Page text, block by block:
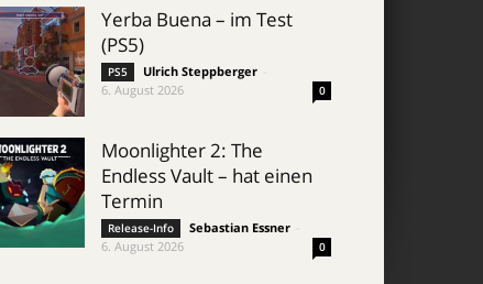
Yerba Buena – im Test
(PS5)
PS5 Ulrich Steppberger
6. August 2026
0
Moonlighter 2: The
Endless Vault – hat einen
Termin
Release-Info Sebastian Essner
6. August 2026
0